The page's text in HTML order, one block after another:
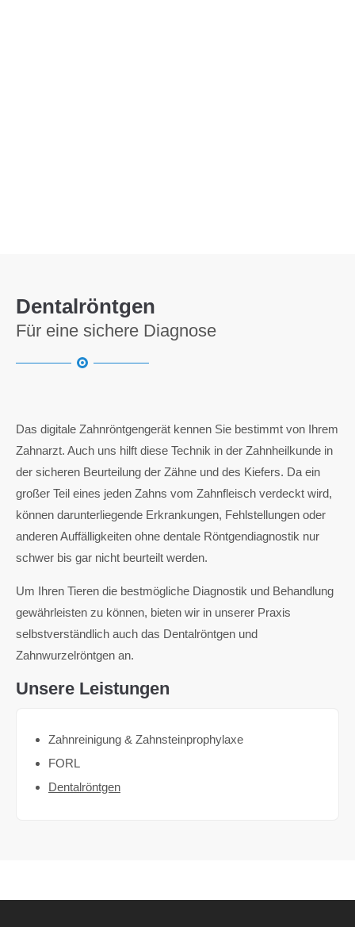
Dentalröntgen
Für eine sichere Diagnose
Das digitale Zahnröntgengerät kennen Sie bestimmt von Ihrem
Zahnarzt. Auch uns hilft diese Technik in der Zahnheilkunde in
der sicheren Beurteilung der Zähne und des Kiefers. Da ein
großer Teil eines jeden Zahns vom Zahnfleisch verdeckt wird,
können darunterliegende Erkrankungen, Fehlstellungen oder
anderen Auffälligkeiten ohne dentale Röntgendiagnostik nur
schwer bis gar nicht beurteilt werden.
Um Ihren Tieren die bestmögliche Diagnostik und Behandlung
gewährleisten zu können, bieten wir in unserer Praxis
selbstverständlich auch das Dentalröntgen und
Zahnwurzelröntgen an.
Unsere Leistungen
Zahnreinigung & Zahnsteinprophylaxe
FORL
Dentalröntgen